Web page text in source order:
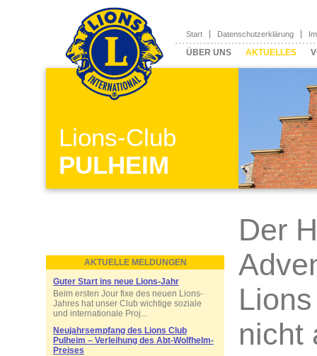
Start Datenschutzerklärung
ÜBER UNS AKTUELLES
Lions-Club
PULHEIM
AKTUELLE MELDUNGEN
Guter Start ins neue Lions-Jahr
Beim ersten Jour fixe des neuen Lions-
Jahres hat unser Club wichtige soziale
und internationale Proj...
Neujahrsempfang des Lions Club
Pulheim – Verleihung des Abt-Wolfhelm-
Preises
Der
nicht